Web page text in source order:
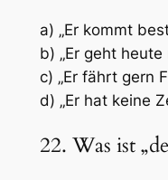
a) „Er kommt
b) „Er geht
c) „Er fährt gern
d) „Er hat keine
22. Was ist